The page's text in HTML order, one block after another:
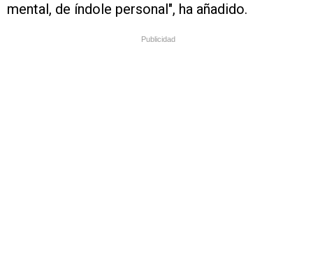
mental, de índole personal", ha añadido.
Publicidad